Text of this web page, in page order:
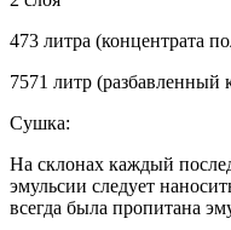
473 литра (концентрата
7571 литр (разбавленный
Сушка:
На склонах каждый
эмульсии следует
всегда была пропитана